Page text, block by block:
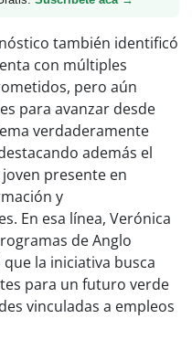
también identificó
con múltiples
pero aún
para avanzar desde
verdaderamente
además el
presente en
y
En esa línea, Verónica
de Anglo
la iniciativa busca
para un futuro verde
vinculadas a empleos